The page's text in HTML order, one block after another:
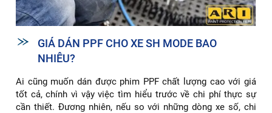
GIÁ DÁN PPF CHO XE SH MODE BAO
NHIÊU?
Ai cũng muốn dán được phim PPF chất lượng cao với giá
tốt cả, chính vì vậy việc tìm hiểu trước về chi phí thực sự
cần thiết. Đương nhiên, nếu so với những dòng xe số, chi